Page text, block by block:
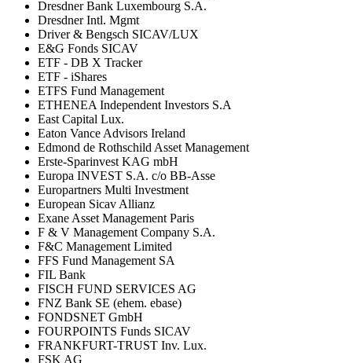
Dresdner Bank Luxembourg S.A.
Dresdner Intl. Mgmt
Driver & Bengsch SICAV/LUX
E&G Fonds SICAV
ETF - DB X Tracker
ETF - iShares
ETFS Fund Management
ETHENEA Independent Investors S.A
East Capital Lux.
Eaton Vance Advisors Ireland
Edmond de Rothschild Asset Management
Erste-Sparinvest KAG mbH
Europa INVEST S.A. c/o BB-Asse
Europartners Multi Investment
European Sicav Allianz
Exane Asset Management Paris
F & V Management Company S.A.
F&C Management Limited
FFS Fund Management SA
FIL Bank
FISCH FUND SERVICES AG
FNZ Bank SE (ehem. ebase)
FONDSNET GmbH
FOURPOINTS Funds SICAV
FRANKFURT-TRUST Inv. Lux.
FSK AG